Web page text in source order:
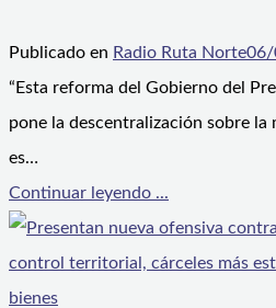
Publicado en Radio Ruta Norte06/
“Esta reforma del Gobierno del
pone la descentralización sobre la
es…
Continuar leyendo ...